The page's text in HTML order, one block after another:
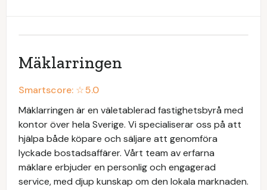
Mäklarringen
Smartscore: ☆5.0
Mäklarringen är en väletablerad fastighetsbyrå med
kontor över hela Sverige. Vi specialiserar oss på att
hjälpa både köpare och säljare att genomföra
lyckade bostadsaffärer. Vårt team av erfarna
mäklare erbjuder en personlig och engagerad
service, med djup kunskap om den lokala marknaden.